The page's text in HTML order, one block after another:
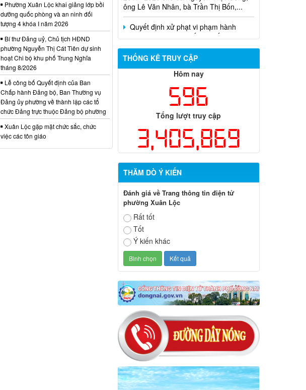
Quyết định xử phạt vi phạm hành
chính trong lĩnh vực đất đai đối với ông
Trần Hồng Phước
THỐNG KÊ TRUY CẬP
Hôm nay
596
Tổng lượt truy cập
3,405,869
THĂM DÒ Ý KIẾN
Đánh giá về Trang thông tin điện tử
phường Xuân Lộc
Rất tốt
Tốt
Ý kiến khác
Phường Xuân Lộc khai giảng lớp bồi
dưỡng quốc phòng và an ninh đối
tượng 4 khóa I năm 2026
Bí thư Đảng uỷ, Chủ tịch HĐND
phường Nguyễn Thị Cát Tiên dự sinh
hoạt Chi bộ khu phố Trung Nghĩa
tháng 8/2026
Lễ công bố Quyết định của Ban
Chấp hành Đảng bộ, Ban Thường vụ
Đảng ủy phường về thành lập các tổ
chức Đảng trực thuộc Đảng bộ phường
Xuân Lộc gặp mặt chức sắc, chức
việc các tôn giáo